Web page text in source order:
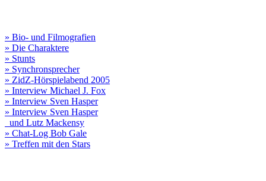
» Bio- und Filmografien
» Die Charaktere
» Stunts
» Synchronsprecher
» ZidZ-Hörspielabend 2005
» Interview Michael J. Fox
» Interview Sven Hasper
» Interview Sven Hasper
und Lutz Mackensy
» Chat-Log Bob Gale
» Treffen mit den Stars